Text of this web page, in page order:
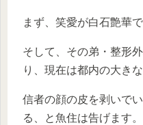
まず、笑愛が白石艶華で
そして、その弟・整形
り、現在は都内の大き
信者の顔の皮を剥いで
る、と魚住は告げます。